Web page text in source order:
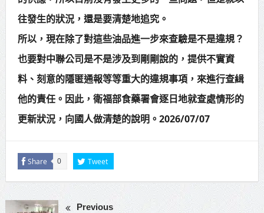
往發生的狀況，還是要清楚地追究。
所以，現在除了對這些油品進一步來查驗是不是違規？
也要對中聯公司是不是涉及到剛剛說的，提供不實資
料、刻意的隱匿通報等等重大的違規事項，來進行查緝
他的責任。因此，衛福部食藥署會逐日地就查處情形的
更新狀況，向國人做清楚的說明。2026/07/07
Share 0 Tweet
Previous